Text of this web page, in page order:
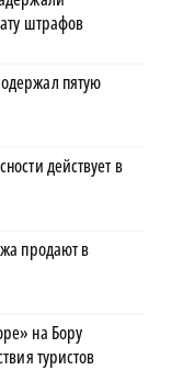
штрафов
пятую
действует в
продают в
на Бору
туристов